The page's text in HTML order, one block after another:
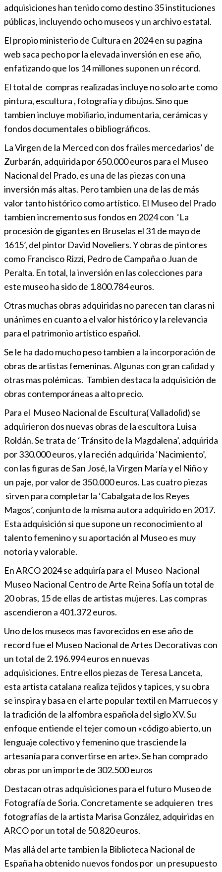
adquisiciones han tenido como destino 35 instituciones
públicas, incluyendo ocho museos y un archivo estatal.
El propio ministerio de Cultura en 2024 en su pagina
web saca pecho por la elevada inversión en ese año,
enfatizando que los 14 millones suponen un récord.
El total de compras realizadas incluye no solo arte como
pintura, escultura , fotografía y dibujos. Sino que
tambien incluye mobiliario, indumentaria, cerámicas y
fondos documentales o bibliográficos.
La Virgen de la Merced con dos frailes mercedarios’ de
Zurbarán, adquirida por 650.000 euros para el Museo
Nacional del Prado, es una de las piezas con una
inversión más altas. Pero tambien una de las de más
valor tanto histórico como artístico. El Museo del Prado
tambien incremento sus fondos en 2024 con ‘La
procesión de gigantes en Bruselas el 31 de mayo de
1615’, del pintor David Noveliers. Y obras de pintores
como Francisco Rizzi, Pedro de Campaña o Juan de
Peralta. En total, la inversión en las colecciones para
este museo ha sido de 1.800.784 euros.
Otras muchas obras adquiridas no parecen tan claras ni
unánimes en cuanto a el valor histórico y la relevancia
para el patrimonio artístico español.
Se le ha dado mucho peso tambien a la incorporación de
obras de artistas femeninas. Algunas con gran calidad y
otras mas polémicas. Tambien destaca la adquisición de
obras contemporáneas a alto precio.
Para el Museo Nacional de Escultura( Valladolid) se
adquirieron dos nuevas obras de la escultora Luisa
Roldán. Se trata de ‘Tránsito de la Magdalena’, adquirida
por 330.000 euros, y la recién adquirida ‘Nacimiento’,
con las figuras de San José, la Virgen María y el Niño y
un paje, por valor de 350.000 euros. Las cuatro piezas
sirven para completar la ‘Cabalgata de los Reyes
Magos’, conjunto de la misma autora adquirido en 2017.
Esta adquisición si que supone un reconocimiento al
talento femenino y su aportación al Museo es muy
notoria y valorable.
En ARCO 2024 se adquiría para el Museo Nacional
Museo Nacional Centro de Arte Reina Sofía un total de
20 obras, 15 de ellas de artistas mujeres. Las compras
ascendieron a 401.372 euros.
Uno de los museos mas favorecidos en ese año de
record fue el Museo Nacional de Artes Decorativas con
un total de 2.196.994 euros en nuevas
adquisiciones. Entre ellos piezas de Teresa Lanceta,
esta artista catalana realiza tejidos y tapices, y su obra
se inspira y basa en el arte popular textil en Marruecos y
la tradición de la alfombra española del siglo XV. Su
enfoque entiende el tejer como un «código abierto, un
lenguaje colectivo y femenino que trasciende la
artesanía para convertirse en arte». Se han comprado
obras por un importe de 302.500 euros
Destacan otras adquisiciones para el futuro Museo de
Fotografía de Soria. Concretamente se adquieren tres
fotografías de la artista Marisa González, adquiridas en
ARCO por un total de 50.820 euros.
Mas allá del arte tambien la Biblioteca Nacional de
España ha obtenido nuevos fondos por un presupuesto